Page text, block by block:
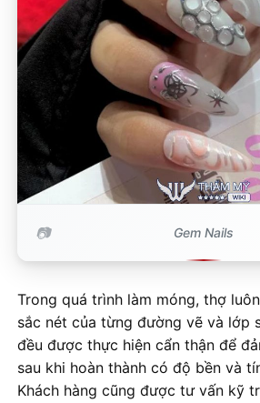
Gem Nails
Trong quá trình làm móng, thợ
sắc nét của từng đường vẽ và lớp
đều được thực hiện cẩn thận để
sau khi hoàn thành có độ bền và
Khách hàng cũng được tư vấn kỹ